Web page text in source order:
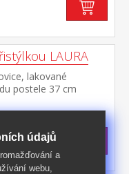
LAURA
lakované
postele 37 cm
jsou v ceně, matrace
možno využít jako
pro přistýlku 10
matrací 90 × 200
údajů
a
webu,